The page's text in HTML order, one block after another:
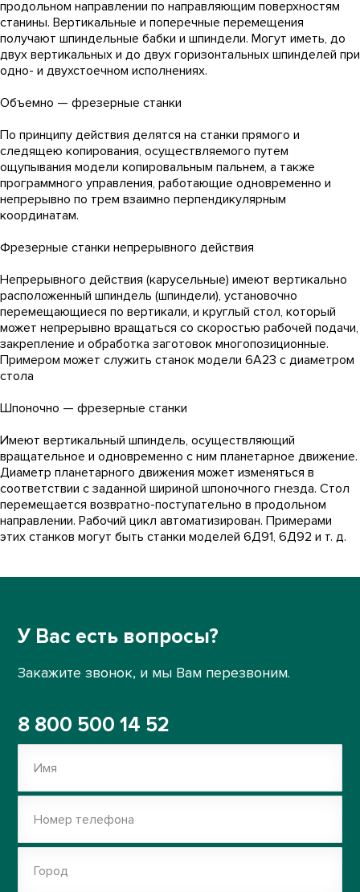
продольном направлении по направляющим поверхностям
станины. Вертикальные и поперечные перемещения
получают шпиндельные бабки и шпиндели. Могут иметь, до
двух вертикальных и до двух горизонтальных шпинделей при
одно- и двухстоечном исполнениях.
Объемно — фрезерные станки
По принципу действия делятся на станки прямого и
следящею копирования, осуществляемого путем
ощупывания модели копировальным пальнем, а также
программного управления, работающие одновременно и
непрерывно по трем взаимно перпендикулярным
координатам.
Фрезерные станки непрерывного действия
Непрерывного действия (карусельные) имеют вертикально
расположенный шпиндель (шпиндели), установочно
перемещающиеся по вертикали, и круглый стол, который
может непрерывно вращаться со скоростью рабочей подачи,
закрепление и обработка заготовок многопозиционные.
Примером может служить станок модели 6А23 с диаметром
стола
Шпоночно — фрезерные станки
Имеют вертикальный шпиндель, осуществляющий
вращательное и одновременно с ним планетарное движение.
Диаметр планетарного движения может изменяться в
соответствии с заданной шириной шпоночного гнезда. Стол
перемещается возвратно-поступательно в продольном
направлении. Рабочий цикл автоматизирован. Примерами
этих станков могут быть станки моделей 6Д91, 6Д92 и т. д.
У Вас есть вопросы?
Закажите звонок, и мы Вам перезвоним.
8 800 500 14 52
Имя
Номер телефона
Город